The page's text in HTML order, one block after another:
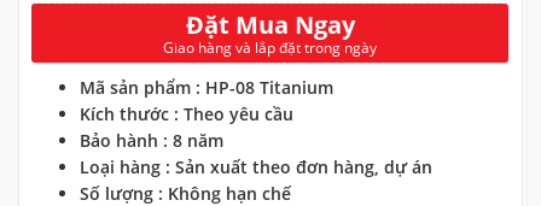
Đặt Mua Ngay
Giao hàng và lắp đặt trong ngày
Mã sản phẩm : HP-08 Titanium
Kích thước : Theo yêu cầu
Bảo hành : 8 năm
Loại hàng : Sản xuất theo đơn hàng, dự án
Số lượng : Không hạn chế